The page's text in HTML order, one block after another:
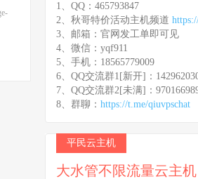
1、QQ：465793847
2、秋哥特价活动主机频道
3、邮箱：官网发工单即可见
4、微信：yqf911
5、手机：18565779009
6、QQ交流群1[新开]：
7、QQ交流群2[未满]：
8、群聊： https://t.me/qiuvpschat
平民云主机
大水管不限流量云主机